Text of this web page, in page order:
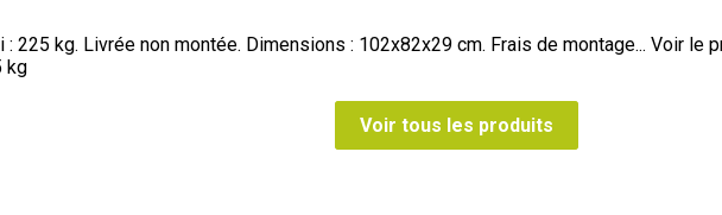
: 225 kg. Livrée non montée. Dimensions : 102x82x29 cm. Frais de montage... Voir le
kg
Voir tous les produits